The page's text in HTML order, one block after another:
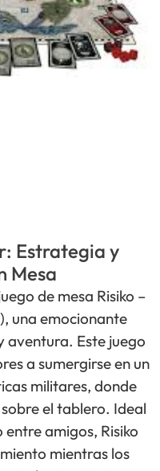
Estrategia y
Mesa
de mesa Risiko –
una emocionante
aventura. Este juego
a sumergirse en un
militares, donde
el tablero. Ideal
amigos, Risiko
mientras los